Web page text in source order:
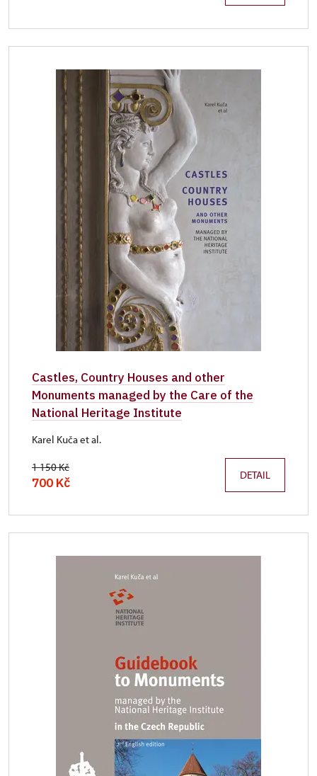
Castles, Country Houses and other
Monuments managed by the Care of the
National Heritage Institute
Karel Kuča et al.
1 150 Kč
700 Kč DETAIL